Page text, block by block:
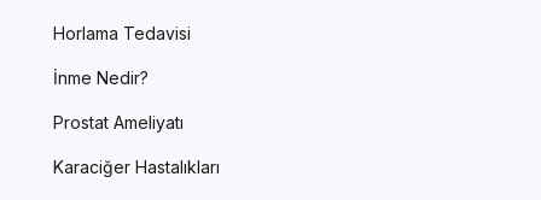
Horlama Tedavisi
İnme Nedir?
Prostat Ameliyatı
Karaciğer Hastalıkları